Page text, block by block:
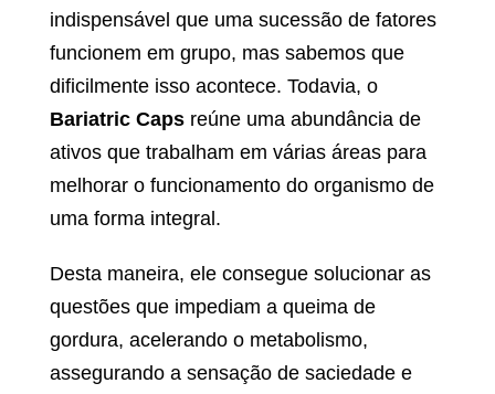
indispensável que uma sucessão de fatores
funcionem em grupo, mas sabemos que
dificilmente isso acontece. Todavia, o
Bariatric Caps reúne uma abundância de
ativos que trabalham em várias áreas para
melhorar o funcionamento do organismo de
uma forma integral.
Desta maneira, ele consegue solucionar as
questões que impediam a queima de
gordura, acelerando o metabolismo,
assegurando a sensação de saciedade e